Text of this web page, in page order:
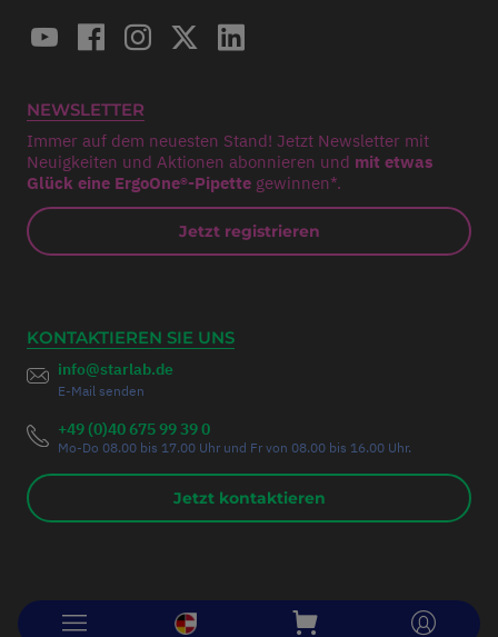
NEWSLETTER
Immer auf dem neuesten Stand! Jetzt Newsletter mit
Neuigkeiten und Aktionen abonnieren und mit etwas
Glück eine ErgoOne®-Pipette gewinnen*.
Jetzt registrieren
KONTAKTIEREN SIE UNS
info@starlab.de
E-Mail senden
+49 (0)40 675 99 39 0
Mo-Do 08.00 bis 17.00 Uhr und Fr von 08.00 bis 16.00 Uhr.
Jetzt kontaktieren